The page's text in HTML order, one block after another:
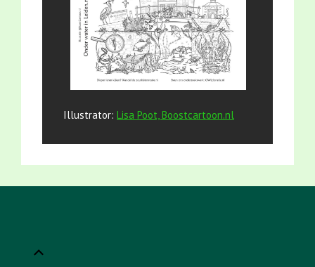
Illustrator: Lisa Poot, Boostcartoon.nl